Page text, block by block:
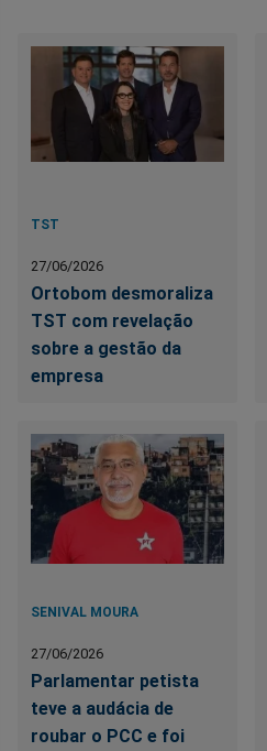
TST
27/06/2026
Ortobom desmoraliza
TST com revelação
sobre a gestão da
empresa
SENIVAL MOURA
27/06/2026
Parlamentar petista
teve a audácia de
roubar o PCC e foi